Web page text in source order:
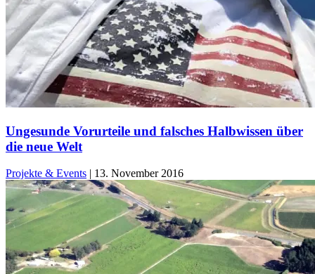
Ungesunde Vorurteile und falsches Halbwissen über
die neue Welt
Projekte & Events | 13. November 2016